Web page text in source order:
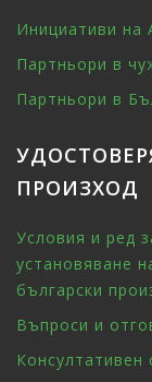
Инициативи на
Партньори в
Партньори в
ПРОИЗХОД
Условия и ред
установяване
български
Въпроси и
Консултативен